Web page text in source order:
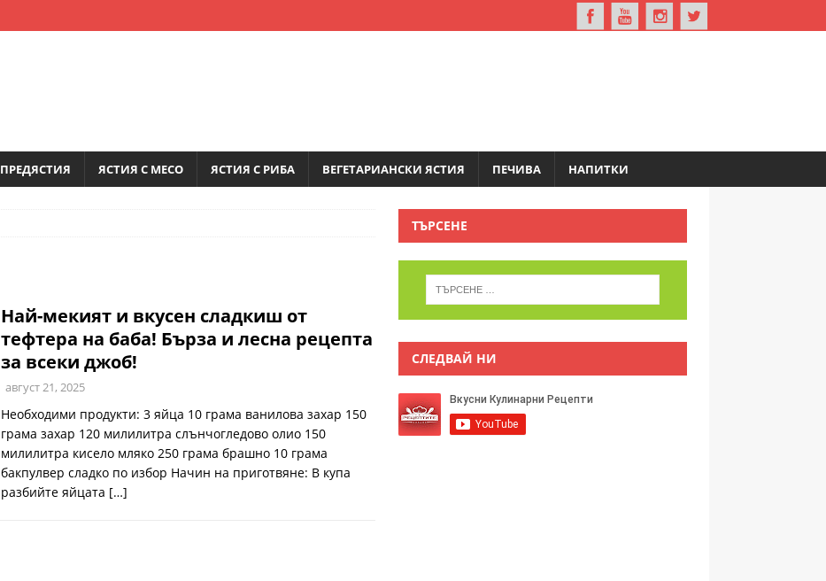
ПРЕДЯСТИЯ ЯСТИЯ С МЕСО ЯСТИЯ С РИБА ВЕГЕТАРИАНСКИ ЯСТИЯ ПЕЧИВА НАПИТКИ
Най-мекият и вкусен сладкиш от
тефтера на баба! Бърза и лесна рецепта
за всеки джоб!
август 21, 2025
Необходими продукти: 3 яйца 10 грама ванилова захар 150
грама захар 120 милилитра слънчогледово олио 150
милилитра кисело мляко 250 грама брашно 10 грама
бакпулвер сладко по избор Начин на приготвяне: В купа
разбийте яйцата […]
ТЪРСЕНЕ
СЛЕДВАЙ НИ